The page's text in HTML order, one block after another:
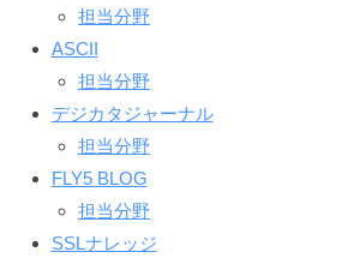
担当分野
ASCII
担当分野
デジカタジャーナル
担当分野
FLY5 BLOG
担当分野
SSLナレッジ